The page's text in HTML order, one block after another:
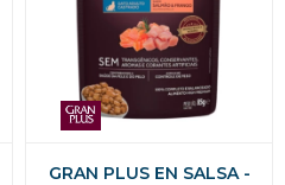
GRAN PLUS EN SALSA -